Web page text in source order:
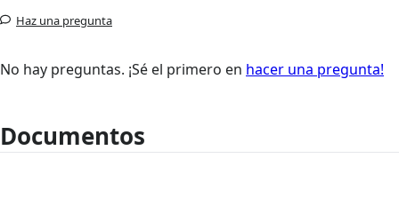
Haz una pregunta
No hay preguntas. ¡Sé el primero en hacer una pregunta!
Documentos